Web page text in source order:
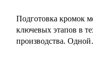
Подготовка кромок
ключевых этапов в
производства.